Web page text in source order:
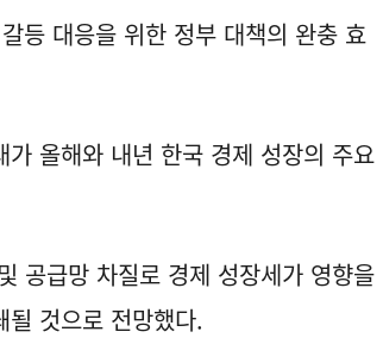
등 대응을 위한 정부 대책의 완충 효
올해와 내년 한국 경제 성장의 주요
공급망 차질로 경제 성장세가 영향을
것으로 전망했다.